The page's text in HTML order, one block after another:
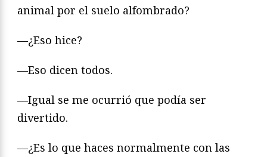
animal por el suelo alfombrado?
—¿Eso hice?
—Eso dicen todos.
—Igual se me ocurrió que podía ser
divertido.
—¿Es lo que haces normalmente con las